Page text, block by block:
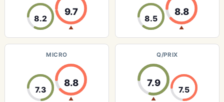
8.2
9.7
▲
8.5
8.8
▲
MICRO
7.3
8.8
▲
Q/PRIX
7.9
▲
7.5